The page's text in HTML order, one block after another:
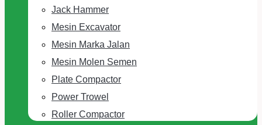
Jack Hammer
Mesin Excavator
Mesin Marka Jalan
Mesin Molen Semen
Plate Compactor
Power Trowel
Roller Compactor